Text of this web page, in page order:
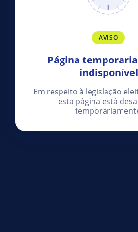
AVISO
Página
indisponível
Em respeito à legislação
esta página está